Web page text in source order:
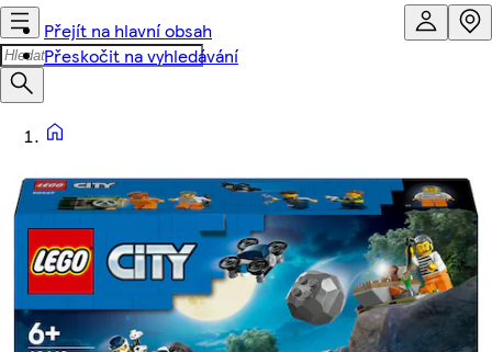
Přejít na hlavní obsah
Přeskočit na vyhledávání